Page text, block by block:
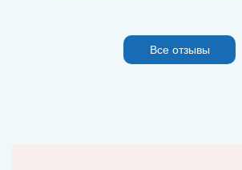
Все отзывы